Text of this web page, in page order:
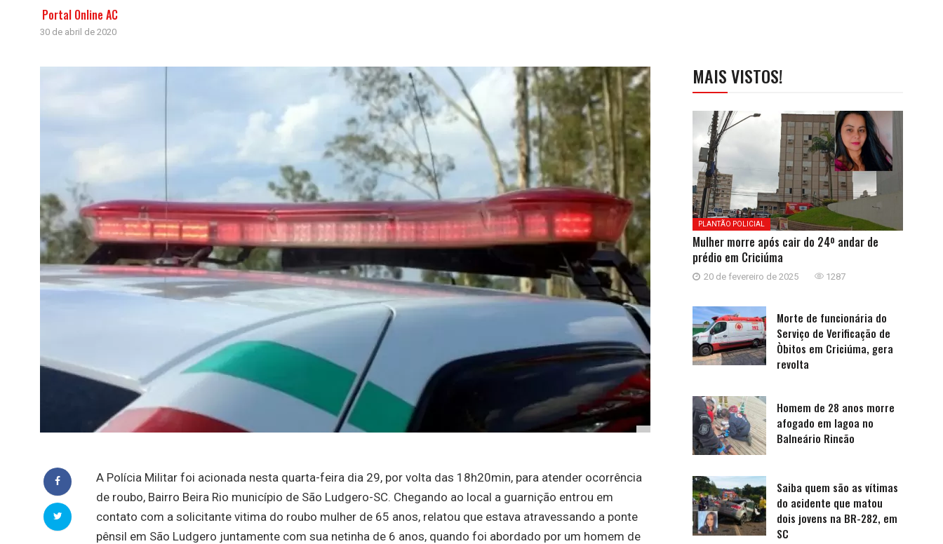
Portal Online AC
30 de abril de 2020
A Polícia Militar foi acionada nesta quarta-feira dia 29, por volta das 18h20min, para atender ocorrência
de roubo, Bairro Beira Rio município de São Ludgero-SC. Chegando ao local a guarnição entrou em
contato com a solicitante vitima do roubo mulher de 65 anos, relatou que estava atravessando a ponte
pênsil em São Ludgero juntamente com sua netinha de 6 anos, quando foi abordado por um homem de
MAIS VISTOS!
PLANTÃO POLICIAL
Mulher morre após cair do 24º andar de
prédio em Criciúma
20 de fevereiro de 2025 1287
Morte de funcionária do
Serviço de Verificação de
Òbitos em Criciúma, gera
revolta
Homem de 28 anos morre
afogado em lagoa no
Balneário Rincão
Saiba quem são as vítimas
do acidente que matou
dois jovens na BR-282, em
SC